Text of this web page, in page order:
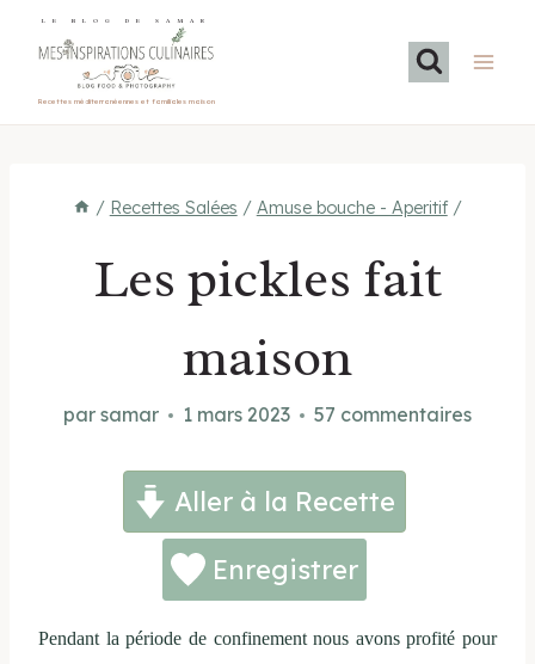
LE BLOG DE SAMAR
Recettes méditerranéennes et familiales maison
/ Recettes Salées / Amuse bouche - Aperitif /
Les pickles fait
maison
par samar 1 mars 2023 57 commentaires
Aller à la Recette
Enregistrer
Pendant la période de confinement nous avons profité pour